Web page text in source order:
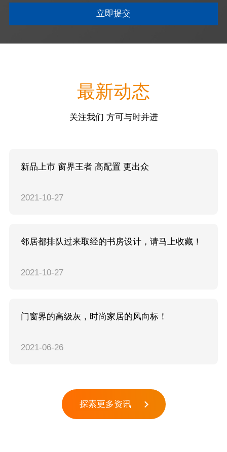
立即提交
最新动态
关注我们 方可与时并进
新品上市 窗界王者 高配置 更出众
2021 10-27
邻居都排队过来取经的书房设计，请马上收藏！
2021 10-27
门窗界的高级灰，时尚家居的风向标！
2021 06-26
探索更多资讯